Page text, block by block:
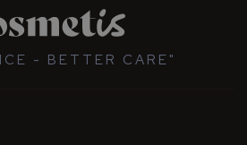
- BETTER CARE"